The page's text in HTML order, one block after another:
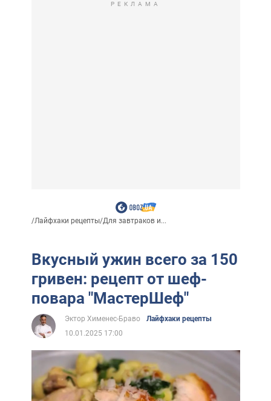
РЕКЛАМА
/Лайфхаки рецепты/Для завтраков и...
Вкусный ужин всего за 150
гривен: рецепт от шеф-
повара "МастерШеф"
Эктор Хименес-Браво
Лайфхаки рецепты
10.01.2025 17:00